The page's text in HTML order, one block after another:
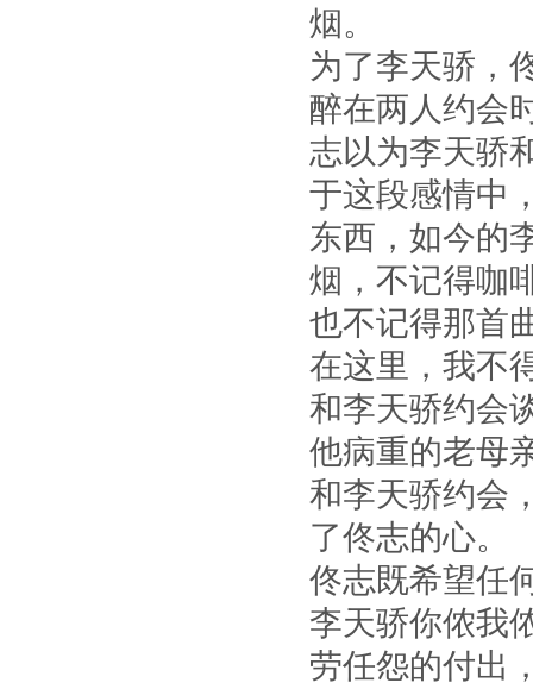
烟。
为了李天骄，
醉在两人约会
志以为李天骄
于这段感情中
东西，如今的
烟，不记得咖
也不记得那首
在这里，我不
和李天骄约会
他病重的老母
和李天骄约会
了佟志的心。
佟志既希望任
李天骄你侬我
劳任怨的付出